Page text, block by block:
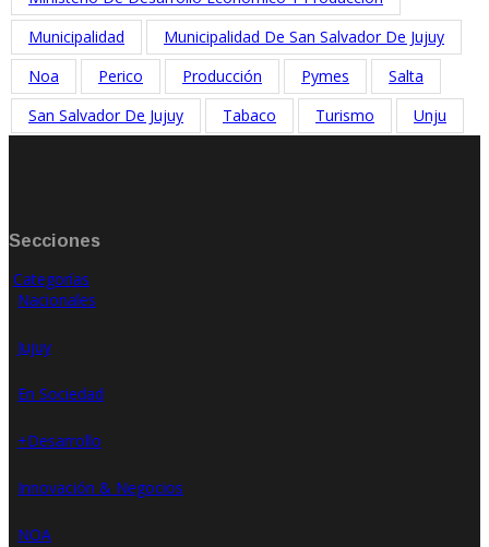
Municipalidad
Municipalidad De San Salvador De Jujuy
Noa
Perico Producción Pymes
Salta
San Salvador De Jujuy
Tabaco Turismo Unju
Secciones
Categorías
Nacionales
Jujuy
En Sociedad
+Desarrollo
Innovación & Negocios
NOA